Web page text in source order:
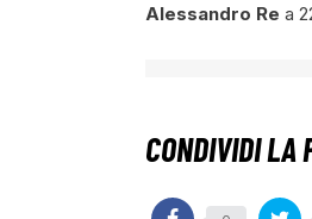
Alessandro Re a